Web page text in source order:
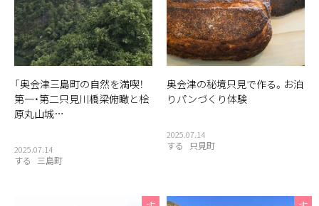
「奥会津三島町の自然を満喫！
第一・第二只見川橋梁俯瞰と桧
原丸山城…
2025.07.14
する 三島町
奥会津の秘境只見で作る。お泊
りパンづくり体験
2025.07.14
する 只見町